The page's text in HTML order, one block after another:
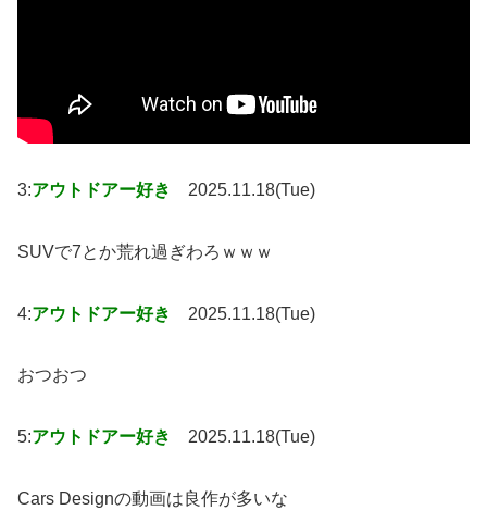
3:アウトドアー好き 2025.11.18(Tue)
SUVで7とか荒れ過ぎわろｗｗｗ
4:アウトドアー好き 2025.11.18(Tue)
おつおつ
5:アウトドアー好き 2025.11.18(Tue)
Cars Designの動画は良作が多いな